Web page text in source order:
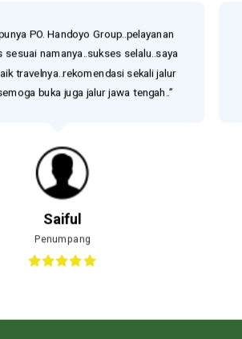
PO. Handoyo Group..pelayanan
sesuai namanya..sukses selalu..saya
travelnya..rekomendasi sekali jalur
buka juga jalur jawa tengah..”
Saiful
Penumpang